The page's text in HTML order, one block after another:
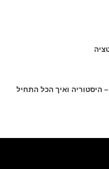
היסטוריה ואיך הכל התחיל